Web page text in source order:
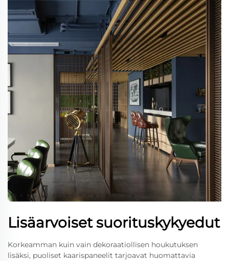
Lisäarvoiset suorituskykyedut
Korkeamman kuin vain dekoraatiollisen houkutuksen
lisäksi, puoliset kaarispaneelit tarjoavat huomattavia